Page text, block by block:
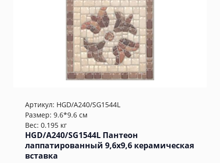
Артикул: HGD/A240/SG1544L
Размер: 9.6*9.6 см
Вес: 0.195 кг
HGD/A240/SG1544L Пантеон
лаппатированный 9,6x9,6 керамическая
вставка